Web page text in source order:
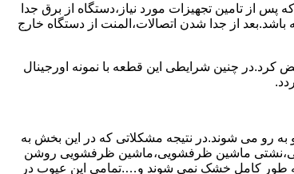
از تامین تجهیزات مورد نیاز،دستگاه از برق جدا
از جدا شدن اتصالات،المنت از دستگاه خارج
کرد.در چنین شرایطی این قطعه با نمونه اورجینال
رو می شوند.در نتیجه مشکلاتی که در این بخش به
ماشین ظرفشویی،ماشین ظرفشویی روشن
طور کامل خشک نمی شوند و….تمامی این عیوب در